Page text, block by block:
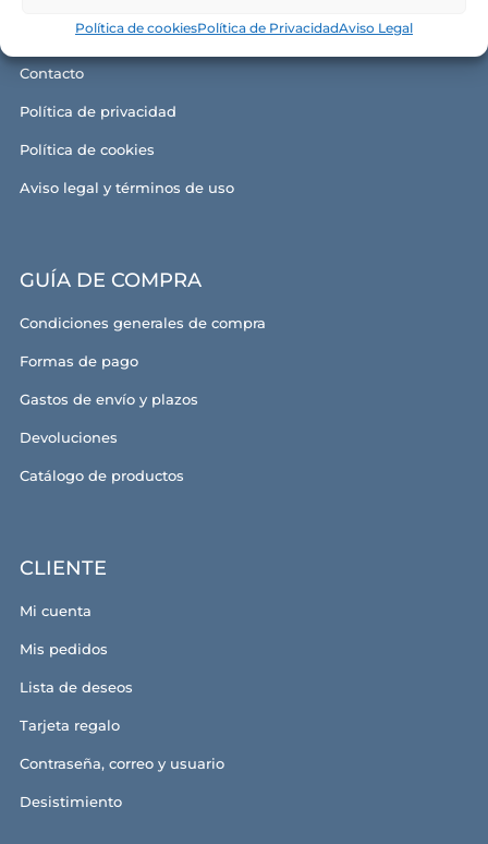
Política de cookiesPolítica de PrivacidadAviso Legal
Nuestras tiendas
Contacto
Política de privacidad
Política de cookies
Aviso legal y términos de uso
GUÍA DE COMPRA
Condiciones generales de compra
Formas de pago
Gastos de envío y plazos
Devoluciones
Catálogo de productos
CLIENTE
Mi cuenta
Mis pedidos
Lista de deseos
Tarjeta regalo
Contraseña, correo y usuario
Desistimiento